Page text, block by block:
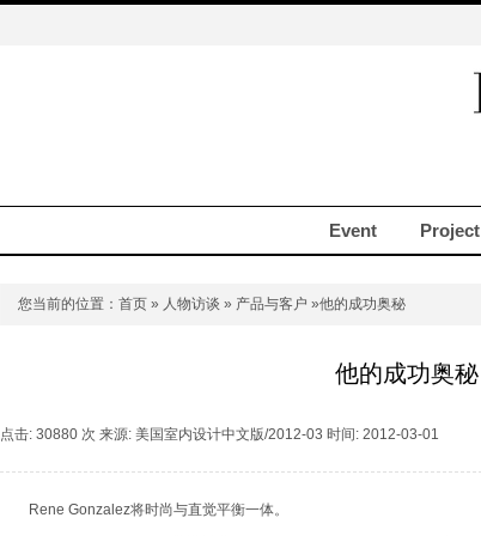
Event Project
您当前的位置： 首页 » 人物访谈 » 产品与客户 »他的成功奥秘
他的成功奥秘
点击: 30880 次 来源: 美国室内设计中文版/2012-03 时间: 2012-03-01
Rene Gonzalez将时尚与直觉平衡一体。